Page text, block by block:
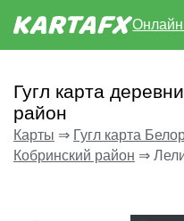
Гугл карта
район
Карты ⇒ Гугл карта
Кобринский район ⇒